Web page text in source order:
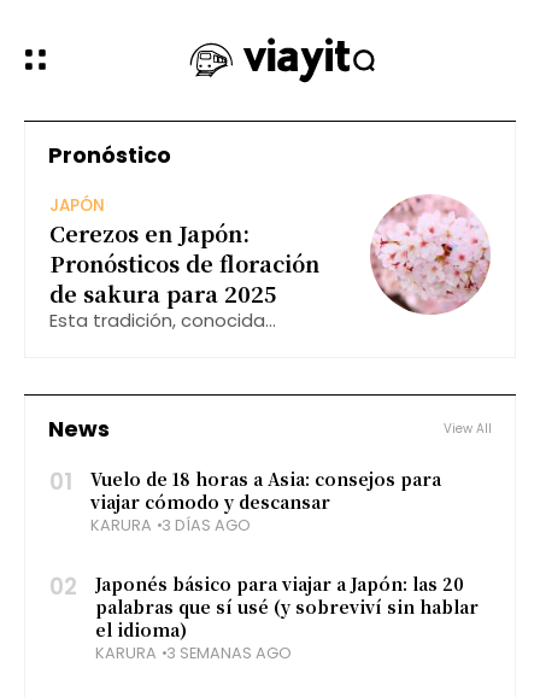
Pronóstico
JAPÓN
Cerezos en Japón:
Pronósticos de floración
de sakura para 2025
Esta tradición, conocida
efímera de estas flores. En este
artículo, exploraremos los
pronósticos de floración de los
cerezos para
News View All
01
Vuelo de 18 horas a Asia: consejos para
viajar cómodo y descansar
KARURA 3 DÍAS AGO
02
Japonés básico para viajar a Japón: las 20
palabras que sí usé (y sobreviví sin hablar
el idioma)
KARURA 3 SEMANAS AGO